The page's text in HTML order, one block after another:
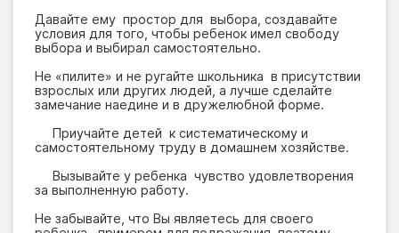
Давайте ему простор для выбора, создавайте
условия для того, чтобы ребенок имел свободу
выбора и выбирал самостоятельно.
Не «пилите» и не ругайте школьника в присутствии
взрослых или других людей, а лучше сделайте
замечание наедине и в дружелюбной форме.
Приучайте детей к систематическому и
самостоятельному труду в домашнем хозяйстве.
Вызывайте у ребенка чувство удовлетворения
за выполненную работу.
Не забывайте, что Вы являетесь для своего